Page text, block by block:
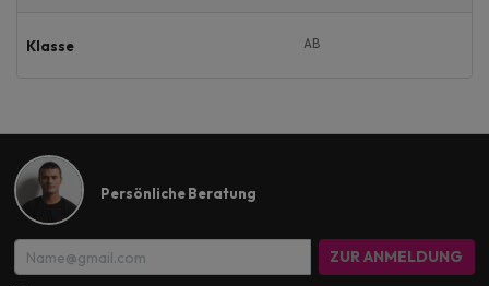
Klasse AB
Persönliche Beratung
ZUR ANMELDUNG